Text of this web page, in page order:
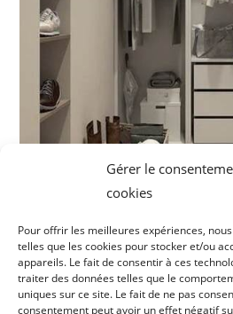
Gérer le
cookies
Pour offrir les meilleures expériences,
telles que les cookies pour stocker et/ou
appareils. Le fait de consentir à ces
traiter des données telles que le
uniques sur ce site. Le fait de ne pas
consentement peut avoir un effet négatif